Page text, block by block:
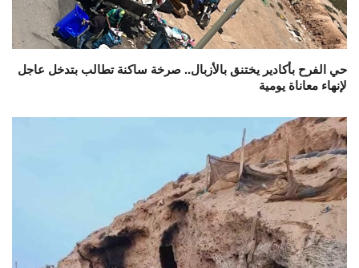
حي الفرح بأكادير يختنق بالأزبال.. صرخة ساكنة تطالب بتدخل عاجل
لإنهاء معاناة يومية